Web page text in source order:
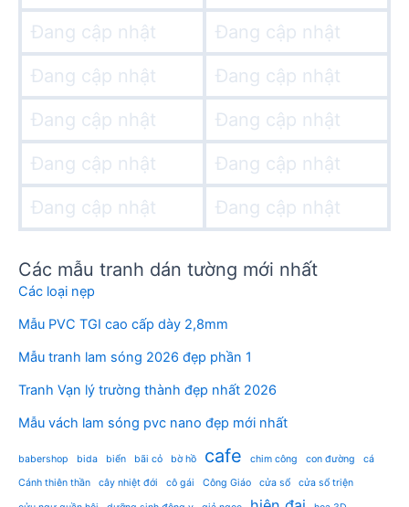
Đang cập nhật
Đang cập nhật
Đang cập nhật
Đang cập nhật
Đang cập nhật
Đang cập nhật
Đang cập nhật
Đang cập nhật
Đang cập nhật
Đang cập nhật
Các mẫu tranh dán tường mới nhất
Các loại nẹp
Mẫu PVC TGI cao cấp dày 2,8mm
Mẫu tranh lam sóng 2026 đẹp phần 1
Tranh Vạn lý trường thành đẹp nhất 2026
Mẫu vách lam sóng pvc nano đẹp mới nhất
babershop bida biển bãi cỏ bờ hồ cafe chim công con đường
cá
Cánh thiên thần
cây nhiệt đới cô gái Công Giáo cửa sổ cửa sổ triện